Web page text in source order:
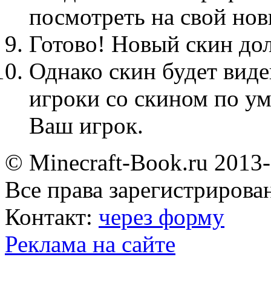
посмотреть на свой
Готово! Новый скин
Однако скин будет
игроки со скином по
Ваш игрок.
© Minecraft-Book.ru
Все права
Контакт: через форму
Реклама на сайте